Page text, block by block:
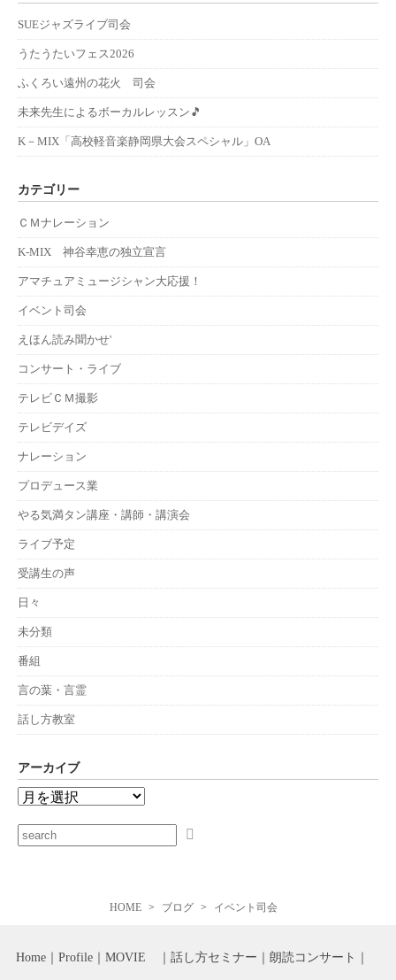
SUEジャズライブ司会
うたうたいフェス2026
ふくろい遠州の花火 司会
未来先生によるボーカルレッスン🎵
K－MIX「高校軽音楽静岡県大会スペシャル」OA
カテゴリー
ＣＭナレーション
K-MIX 神谷幸恵の独立宣言
アマチュアミュージシャン大応援！
イベント司会
えほん読み聞かせ'
コンサート・ライブ
テレビＣＭ撮影
テレビデイズ
ナレーション
プロデュース業
やる気満タン講座・講師・講演会
ライブ予定
受講生の声
日々
未分類
番組
言の葉・言霊
話し方教室
アーカイブ
HOME ブログ イベント司会
Home Profile MOVIE 話し方セミナー 朗読コンサート